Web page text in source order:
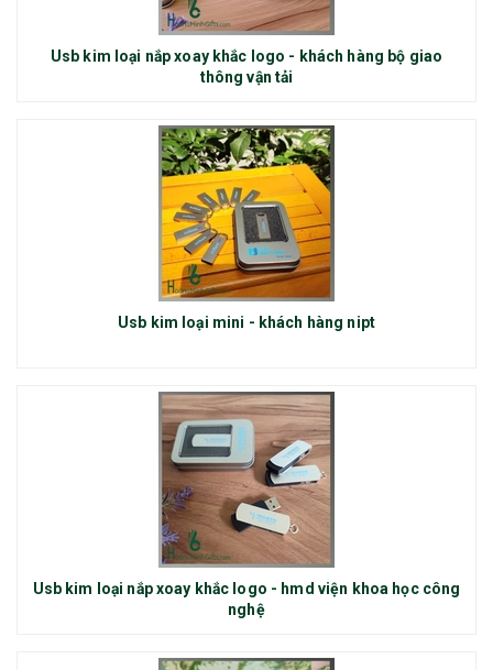
Usb kim loại nắp xoay khắc logo - khách hàng bộ giao
thông vận tải
Usb kim loại mini - khách hàng nipt
Usb kim loại nắp xoay khắc logo - hmd viện khoa học công
nghệ